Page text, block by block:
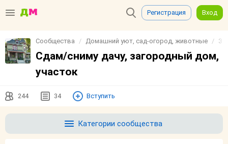
Регистрация Вход
Сообщества Домашний уют, сад-огород, животные
Сдам/сниму дачу, загородный дом,
участок
244 34 Вступить
Категории сообщества